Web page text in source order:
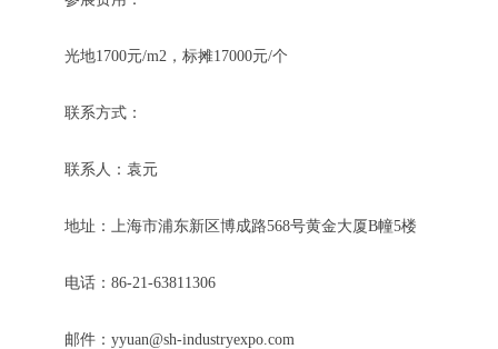
光地1700元/m2，标摊17000元/个
联系方式：
联系人：袁元
地址：上海市浦东新区博成路568号黄金大厦B幢5楼
电话：86-21-63811306
邮件：yyuan@sh-industryexpo.com